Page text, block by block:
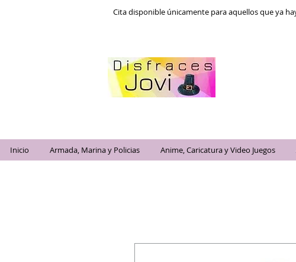
Cita disponible únicamente para aquellos que ya
Inicio Armada, Marina y Policias Anime, Caricatura y Video Juegos